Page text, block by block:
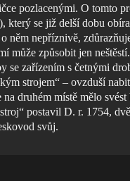
pozlacenými. O tomto
který se již delší dobu
něm nepříznivě,
může způsobit jen
se zařízením s četnými
strojem“ – ovzduší
druhém místě mělo svést
postavil D. r. 1754,
svůj.